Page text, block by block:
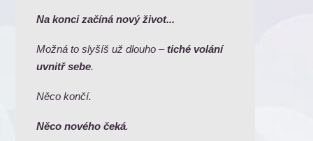
Na konci začíná nový život...
Možná to slyšíš už dlouho –tiché volání
uvnitř sebe.
Něco končí.
Něco nového čeká.